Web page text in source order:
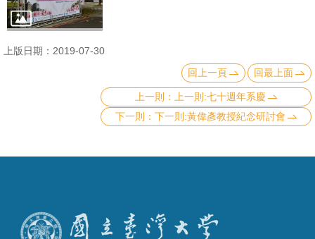
上版日期：2019-07-30
回上一頁
回最上面
上一則:七十週年系慶
下一則:黃偉彥教授紀念研討會